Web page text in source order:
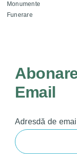
Monumente
Funerare
Email
Adresdă de